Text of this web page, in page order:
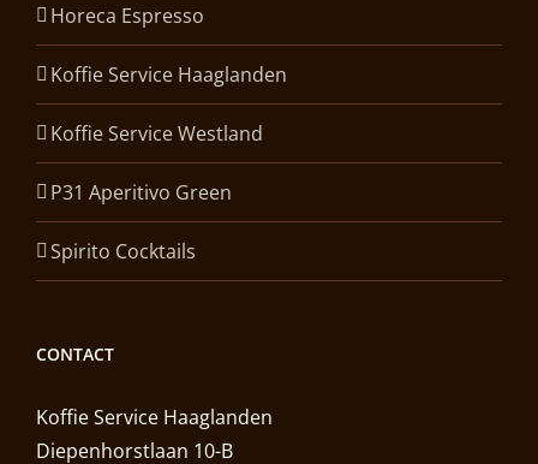
Horeca Espresso
Koffie Service Haaglanden
Koffie Service Westland
P31 Aperitivo Green
Spirito Cocktails
CONTACT
Koffie Service Haaglanden
Diepenhorstlaan 10-B